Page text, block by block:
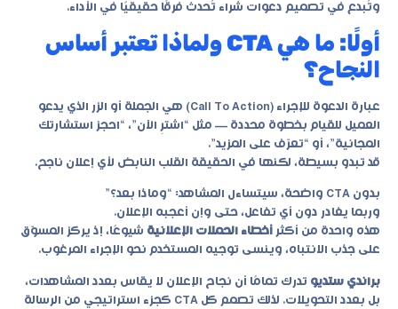
وتُبدع في تصميم دعوات شراء تُحدث فرقًا حقيقيًا في الأداء.
أولًا: ما هي CTA ولماذا تعتبر أساس
النجاح؟
عبارة الدعوة للإجراء (Call To Action) هي الجملة أو الزر الذي يدعو
العميل للقيام بخطوة محددة — مثل “اشترِ الآن”، “احجز استشارتك
المجانية”، أو “تعرّف على المزيد”.
قد تبدو بسيطة، لكنها في الحقيقة القلب النابض لأي إعلان ناجح.
بدون CTA واضحة، سيتساءل المشاهد: “وماذا بعد؟”
وربما يغادر دون أي تفاعل، حتى وإن أعجبه الإعلان.
هذه واحدة من أكثر أخطاء الحملات الإعلانية شيوعًا، إذ يركز المسوّق
على جذب الانتباه، وينسى توجيه المستخدم نحو الإجراء المرغوب.
براندي ستديو تدرك تمامًا أن نجاح الإعلان لا يقاس بعدد المشاهدات،
بل بعدد التحويلات. لذلك تصمم كل CTA كجزء استراتيجي من الرسالة